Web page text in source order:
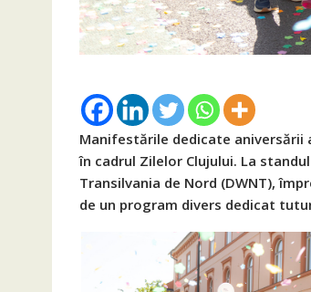
Manifestările dedicate aniversării
în cadrul Zilelor Clujului. La
Transilvania de Nord (DWNT),
de un program divers dedicat